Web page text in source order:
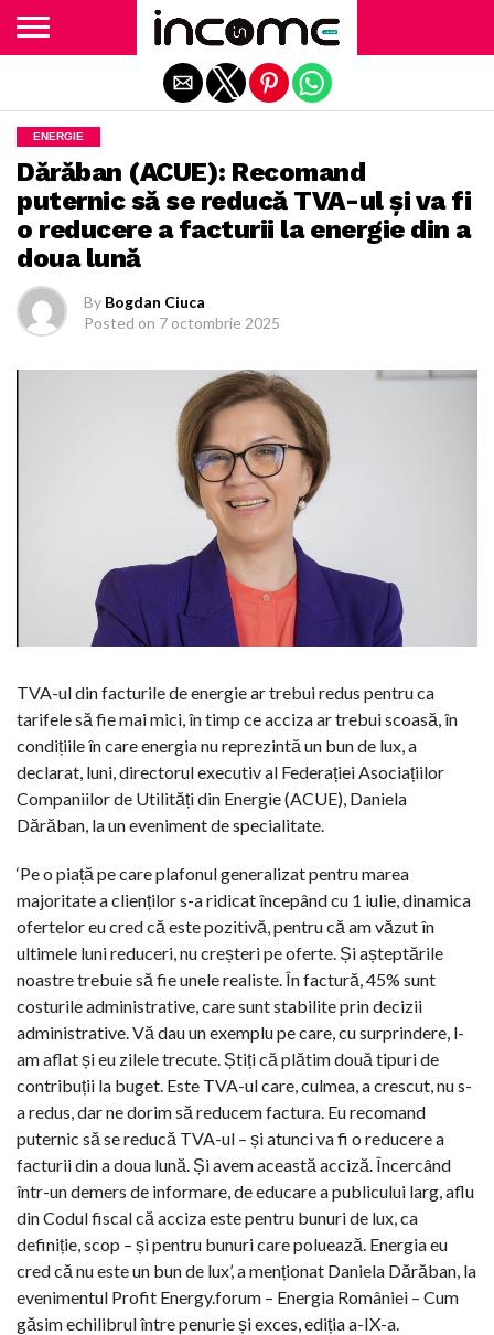
ENERGIE
Dărăban (ACUE): Recomand
puternic să se reducă TVA-ul și va fi
o reducere a facturii la energie din a
doua lună
By Bogdan Ciuca
Posted on 7 octombrie 2025
TVA-ul din facturile de energie ar trebui redus pentru ca
tarifele să fie mai mici, în timp ce acciza ar trebui scoasă, în
condițiile în care energia nu reprezintă un bun de lux, a
declarat, luni, directorul executiv al Federației Asociațiilor
Companiilor de Utilități din Energie (ACUE), Daniela
Dărăban, la un eveniment de specialitate.
‘Pe o piață pe care plafonul generalizat pentru marea
majoritate a clienților s-a ridicat începând cu 1 iulie, dinamica
ofertelor eu cred că este pozitivă, pentru că am văzut în
ultimele luni reduceri, nu creșteri pe oferte. Și așteptările
noastre trebuie să fie unele realiste. În factură, 45% sunt
costurile administrative, care sunt stabilite prin decizii
administrative. Vă dau un exemplu pe care, cu surprindere, l-
am aflat și eu zilele trecute. Știți că plătim două tipuri de
contribuții la buget. Este TVA-ul care, culmea, a crescut, nu s-
a redus, dar ne dorim să reducem factura. Eu recomand
puternic să se reducă TVA-ul – și atunci va fi o reducere a
facturii din a doua lună. Și avem această acciză. Încercând
într-un demers de informare, de educare a publicului larg, aflu
din Codul fiscal că acciza este pentru bunuri de lux, ca
definiție, scop – și pentru bunuri care poluează. Energia eu
cred că nu este un bun de lux’, a menționat Daniela Dărăban, la
evenimentul Profit Energy.forum – Energia României – Cum
găsim echilibrul între penurie și exces, ediția a-IX-a.
Exit mobile version